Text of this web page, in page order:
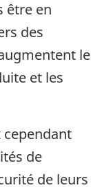
être en
des
le
et les
cependant
de
de leurs